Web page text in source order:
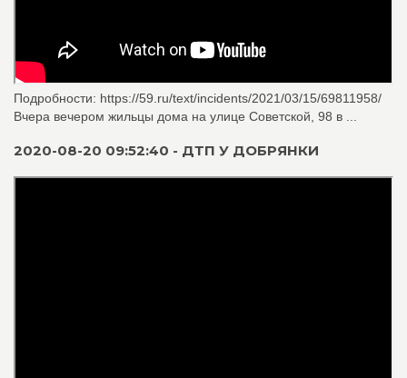
Подробности: https://59.ru/text/incidents/2021/03/15/69811958/
Вчера вечером жильцы дома на улице Советской, 98 в ...
2020-08-20 09:52:40 - ДТП У ДОБРЯНКИ